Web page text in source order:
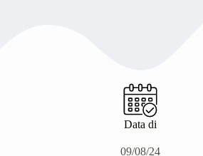
Data di
09/08/24